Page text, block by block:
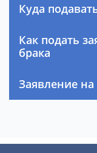
Куда
Как подать
брака
Заявление на